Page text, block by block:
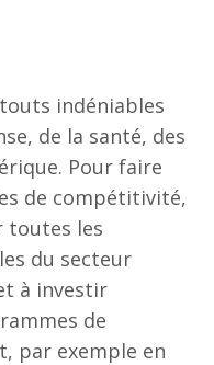
indéniables
de la santé, des
Pour faire
de compétitivité,
toutes les
du secteur
à investir
de
par exemple en